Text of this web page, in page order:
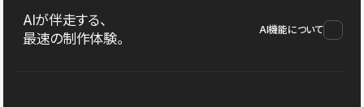
AIが伴走する、
最速の制作体験。
AI機能について